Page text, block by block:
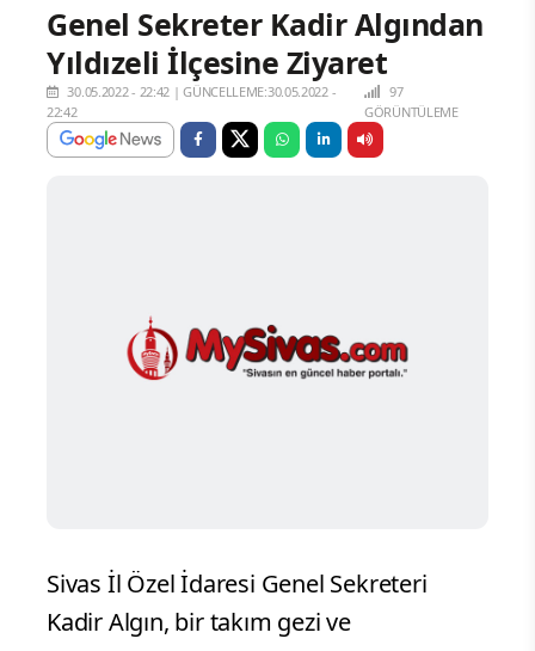
Genel Sekreter Kadir Algından
Yıldızeli İlçesine Ziyaret
30.05.2022 - 22:42 |GÜNCELLEME:30.05.2022 -
22:42
97
GÖRÜNTÜLEME
Sivas İl Özel İdaresi Genel Sekreteri
Kadir Algın, bir takım gezi ve